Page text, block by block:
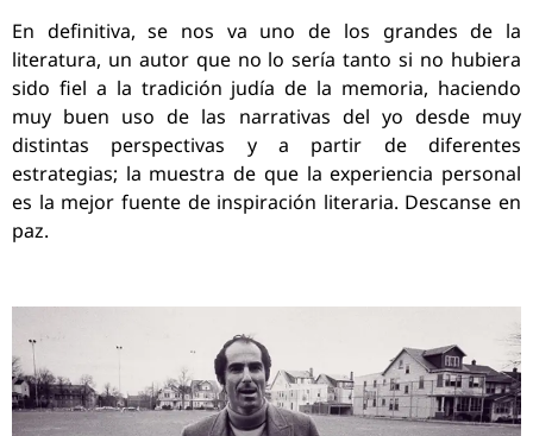
En definitiva, se nos va uno de los grandes de la
literatura, un autor que no lo sería tanto si no hubiera
sido fiel a la tradición judía de la memoria, haciendo
muy buen uso de las narrativas del yo desde muy
distintas perspectivas y a partir de diferentes
estrategias; la muestra de que la experiencia personal
es la mejor fuente de inspiración literaria. Descanse en
paz.